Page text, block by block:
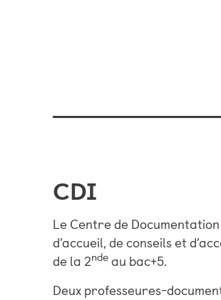
CDI
Le Centre de
d’accueil, de conseils et
de la 2ndeau bac+5.
Deux professeures-